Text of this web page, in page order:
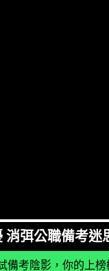
消弭公職備考迷
考陰影，你的上